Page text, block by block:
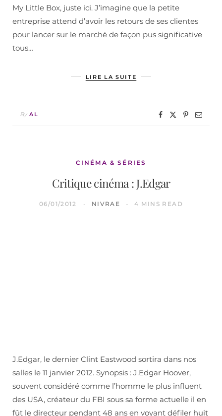
My Little Box, juste ici. J’imagine que la petite
entreprise attend d’avoir les retours de ses clientes
pour lancer sur le marché de façon pus significative
tous…
LIRE LA SUITE
By AL
CINÉMA & SÉRIES
Critique cinéma : J.Edgar
06/01/2012 NIVRAE 4 MINS READ
J.Edgar, le dernier Clint Eastwood sortira dans nos
salles le 11 janvier 2012. Synopsis : J.Edgar Hoover,
souvent considéré comme l’homme le plus influent
des USA, créateur du FBI sous sa forme actuelle il en
fût le directeur pendant 48 ans en voyant défiler huit